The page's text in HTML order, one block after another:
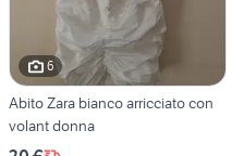
6
Abito Zara bianco arricciato con
volant donna